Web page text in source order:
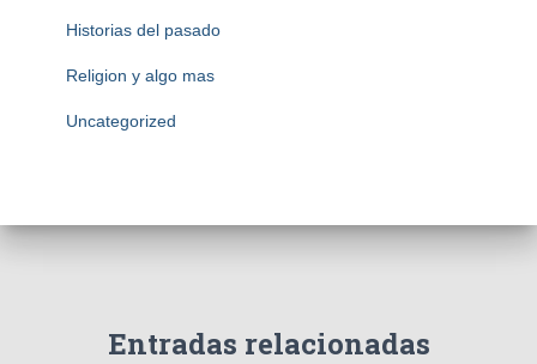
Historias del pasado
Religion y algo mas
Uncategorized
Entradas relacionadas